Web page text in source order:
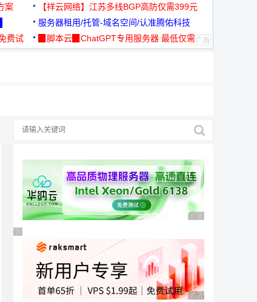
用★
案
【祥云网络】江苏多线BGP高防仅需399元
服务器租用/托管-域名空间/认准腾佑科技
费试
▉脚本云▉ChatGPT专用服务器 最低仅需
广告 商业广告，理性
广告 商业广告，理性选择
广告 商业广告，理性